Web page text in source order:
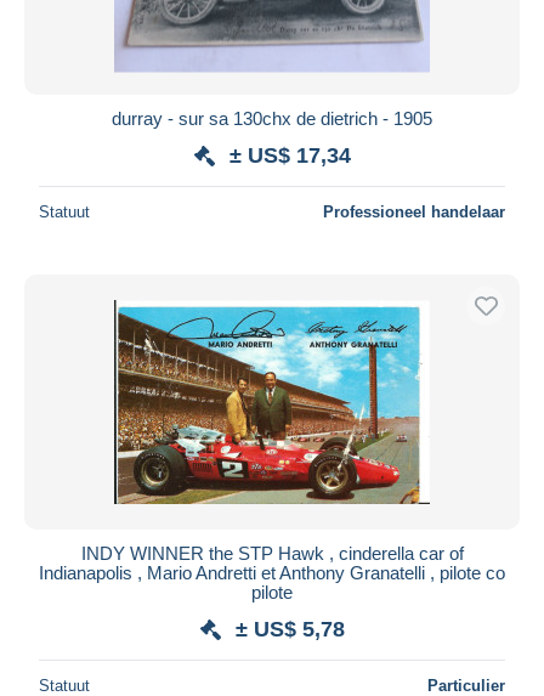
durray - sur sa 130chx de dietrich - 1905
± US$ 17,34
Statuut Professioneel handelaar
INDY WINNER the STP Hawk , cinderella car of
Indianapolis , Mario Andretti et Anthony Granatelli , pilote co
pilote
± US$ 5,78
Statuut Particulier